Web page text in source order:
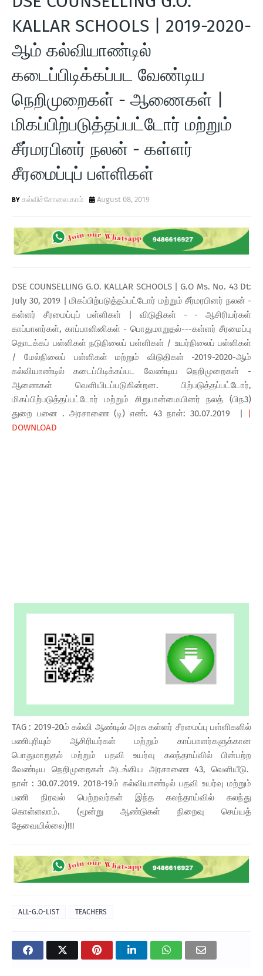
T
S
KALLAR SCHOOLS | 2019-2020-
ஆம் கல்வியாண்டில்
கடைப்பிடிக்கப்பட வேண்டிய
நெறிமுறைகள் - ஆணைகள் |
மிகப்பிற்படுத்தப்பட்டோர் மற்றும்
சீர்மரபினர் நலன் - கள்ளர்
சீரமைப்புப் பள்ளிகள்
கல்விச்சோலை.காம் August 08, 2019
DSE COUNSELLING G.O. KALLAR SCHOOLS | G.O Ms. No. 43 Dt:
July 30, 2019 | மிகப்பிற்படுத்தப்பட்டோர் மற்றும் சீர்மரபினர் நலன் -
கள்ளர் சீரமைப்புப் பள்ளிகள் | விடுதிகள் - - ஆசிரியர்கள்
காப்பாளர்கள், காப்பாளினிகள் - பொதுமாறுதல்---கள்ளர் சீரமைப்பு
தொடக்கப் பள்ளிகள் நடுநிலைப் பள்ளிகள் / உயர்நிலைப் பள்ளிகள்
/ மேல்நிலைப் பள்ளிகள் மற்றும் விடுதிகள் -2019-2020-ஆம்
கல்வியாண்டில் கடைப்பிடிக்கப்பட வேண்டிய நெறிமுறைகள் -
ஆணைகள் வெளியிடப்படுகின்றன. பிற்படுத்தப்பட்டோர்,
மிகப்பிற்படுத்தப்பட்டோர் மற்றும் சிறுபான்மையினர் நலத் (பிந3)
துறை பனை . அரசாணை (டி) எண். 43 நாள்: 30.07.2019 |
|
DOWNLOAD
TAG : 2019-20ம் கல்வி ஆண்டில் அரசு கள்ளர் சீரமைப்பு பள்ளிகளில்
பணிபுரியும் ஆசிரியர்கள் மற்றும் காப்பாளர்களுக்கான
பொதுமாறுதல் மற்றும் பதவி உயர்வு கலந்தாய்வில் பின்பற்ற
வேண்டிய நெறிமுறைகள் அடங்கிய அரசாணை 43, வெளியீடு.
நாள் : 30.07.2019. 2018-19ம் கல்வியாண்டில் பதவி உயர்வு மற்றும்
பணி நிரவல் பெற்றவர்கள் இந்த கலந்தாய்வில் கலந்து
கொள்ளலாம். (மூன்று ஆண்டுகள் நிறைவு செய்யத்
தேவையில்லை)!!!
ALL-G.O-LIST TEACHERS